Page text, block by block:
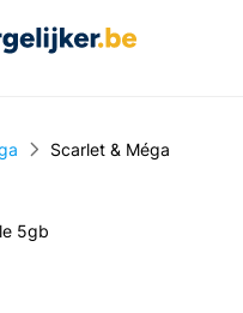
Scarlet & Méga
5gb